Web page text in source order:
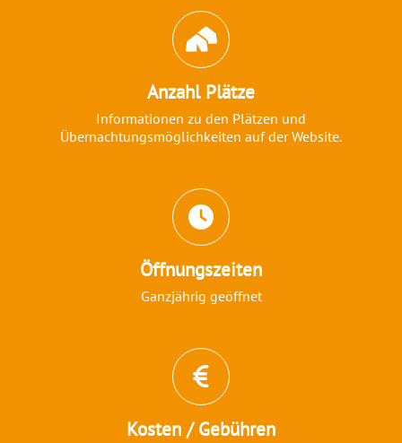
Abschnitt für Icons und Features
Anzahl Plätze
Informationen zu den Plätzen und
Übernachtungsmöglichkeiten auf der Website.
Öffnungszeiten
Ganzjährig geöffnet
Kosten / Gebühren